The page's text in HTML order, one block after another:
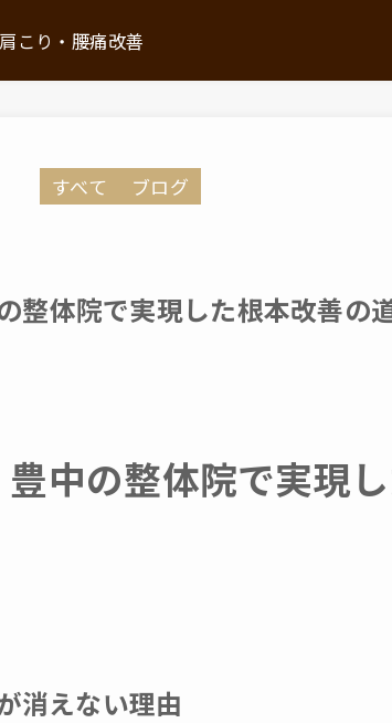
施術の流れ
お悩みから探す
お問い合わせ
こり・腰痛改善
すべて ブログ
整体院で実現した根本改善の
中の整体院で実現
消えない理由